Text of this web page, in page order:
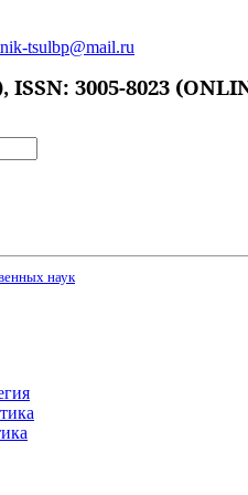
tsulbp@mail.ru
ISSN: 3005-8023
наук